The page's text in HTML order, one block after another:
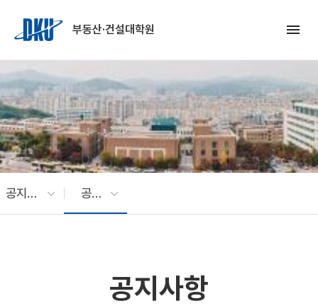
부동산·건설대학원
menu
공지사항 공지사항
공지사항